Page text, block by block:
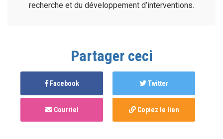
recherche et du développement d’interventions.
Partager ceci
Facebook Twitter
Courriel Copiez le lien